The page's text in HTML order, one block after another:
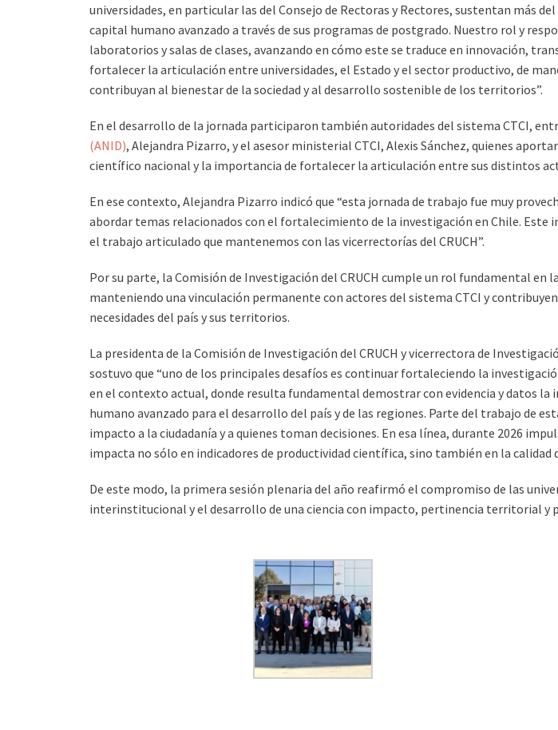
universidades, en particular las del Consejo de Rectoras y Rectores, sustentan más
capital humano avanzado a través de sus programas de postgrado. Nuestro rol y
laboratorios y salas de clases, avanzando en cómo este se traduce en innovación,
fortalecer la articulación entre universidades, el Estado y el sector productivo, de
contribuyan al bienestar de la sociedad y al desarrollo sostenible de los territorios”.
En el desarrollo de la jornada participaron también autoridades del sistema CTCI,
(ANID), Alejandra Pizarro, y el asesor ministerial CTCI, Alexis Sánchez, quienes
científico nacional y la importancia de fortalecer la articulación entre sus distintos
En ese contexto, Alejandra Pizarro indicó que “esta jornada de trabajo fue muy
abordar temas relacionados con el fortalecimiento de la investigación en Chile.
el trabajo articulado que mantenemos con las vicerrectorías del CRUCH”.
Por su parte, la Comisión de Investigación del CRUCH cumple un rol fundamental
manteniendo una vinculación permanente con actores del sistema CTCI y
necesidades del país y sus territorios.
La presidenta de la Comisión de Investigación del CRUCH y vicerrectora de
sostuvo que “uno de los principales desafíos es continuar fortaleciendo la
en el contexto actual, donde resulta fundamental demostrar con evidencia y datos
humano avanzado para el desarrollo del país y de las regiones. Parte del trabajo de
impacto a la ciudadanía y a quienes toman decisiones. En esa línea, durante 2026
impacta no sólo en indicadores de productividad científica, sino también en la calidad
De este modo, la primera sesión plenaria del año reafirmó el compromiso de las
interinstitucional y el desarrollo de una ciencia con impacto, pertinencia territorial y